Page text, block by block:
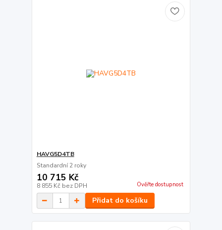
HAVG5D4TB
Standardní 2 roky
10 715 Kč
8 855 Kč bez DPH Ověřte dostupnost
Přidat do košíku